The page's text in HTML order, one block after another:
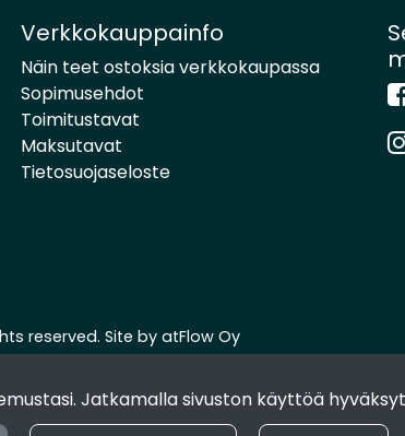
Jatkamalla sivuston käyttöä
Verkkokauppainfo
Näin teet ostoksia verkkokaupassa
Sopimusehdot
Toimitustavat
Maksutavat
Tietosuojaseloste
reserved. Site by atFlow Oy